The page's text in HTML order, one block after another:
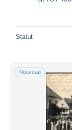
Statut
Nouveau